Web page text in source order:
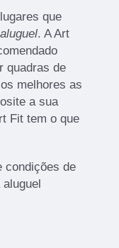
que
. A Art
quadras de
melhores as
a sua
Fit tem o que
condições de